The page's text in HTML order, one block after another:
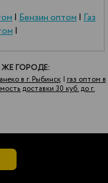
| Бензин оптом| Газ
|
ГОРОДЕ:
в г. Рыбинск| газ оптом в
доставки 30 куб. до г.